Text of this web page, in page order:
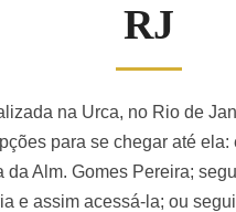
RJ
na Urca, no Rio de
para se chegar até
Alm. Gomes Pereira;
e assim acessá-la; ou